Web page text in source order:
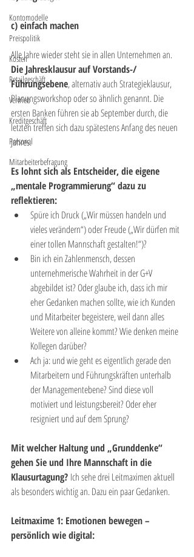
Kontomodelle
Preispolitik
Kosten
Retailgeschäft
Vertrieb
Kreditgeschäft
Personal
Mitarbeiterbefragung
c) einfach machen
Alle Jahre wieder steht sie in allen Unternehmen an.
Die Jahresklausur auf Vorstands-/
Führungsebene, alternativ auch Strategieklausur,
Planungsworkshop oder so ähnlich genannt. Die
ersten Banken führen sie ab September durch, die
letzten treffen sich dazu spätestens Anfang des neuen
Jahres.
Es lohnt sich als Entscheider, die eigene
„mentale Programmierung“ dazu zu
reflektieren:
Spüre ich Druck („Wir müssen handeln und
vieles verändern“) oder Freude („Wir dürfen mit
einer tollen Mannschaft gestalten!“)?
Bin ich ein Zahlenmensch, dessen
unternehmerische Wahrheit in der G+V
abgebildet ist? Oder glaube ich, dass ich mir
eher Gedanken machen sollte, wie ich Kunden
und Mitarbeiter begeistere, weil dann alles
Weitere von alleine kommt? Wie denken meine
Kollegen darüber?
Ach ja: und wie geht es eigentlich gerade den
Mitarbeitern und Führungskräften unterhalb
der Managementebene? Sind diese voll
motiviert und leistungsbereit? Oder eher
resigniert und auf dem Sprung?
Mit welcher Haltung und „Grunddenke“
gehen Sie und Ihre Mannschaft in die
Klausurtagung? Ich sehe drei Leitmaximen aktuell
als besonders wichtig an. Dazu ein paar Gedanken.
Leitmaxime 1: Emotionen bewegen –
persönlich wie digital: